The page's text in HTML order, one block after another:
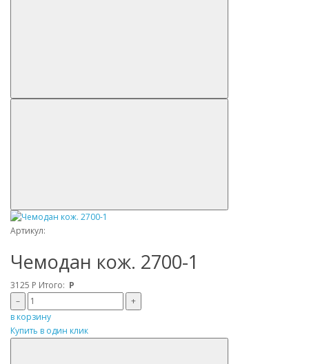
Артикул:
Чемодан кож. 2700-1
3125 Р Итого: Р
–
+
в корзину
Купить в один клик